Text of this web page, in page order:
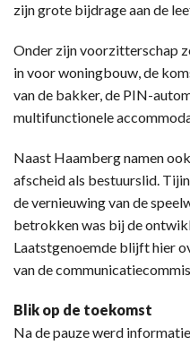
zijn grote bijdrage aan de
Onder zijn voorzitterschap
in voor woningbouw, de
van de bakker, de PIN-
multifunctionele
Naast Haamberg namen
afscheid als bestuurslid.
de vernieuwing van de
betrokken was bij de
Laatstgenoemde blijft hier
van de
Blik op de toekomst
Na de pauze werd